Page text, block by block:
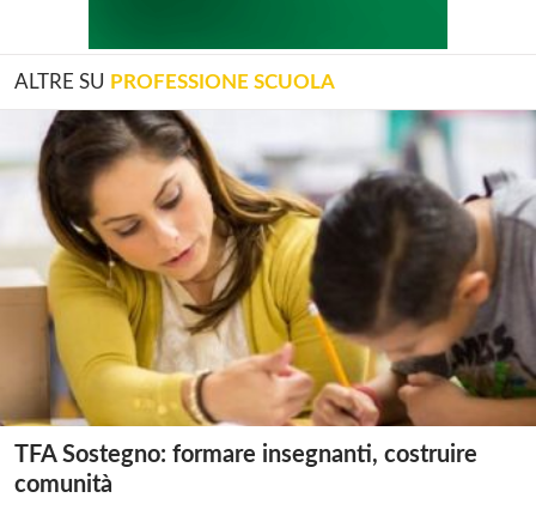
ALTRE SU PROFESSIONE SCUOLA
TFA Sostegno: formare insegnanti, costruire
comunità